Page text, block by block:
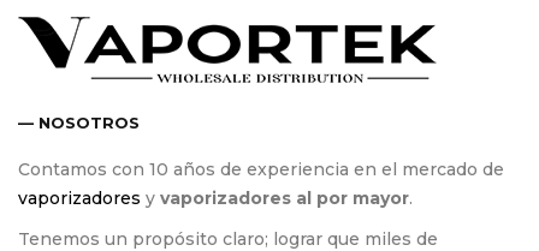
— NOSOTROS
Contamos con 10 años de experiencia en el mercado de
vaporizadores y vaporizadores al por mayor.
Tenemos un propósito claro; lograr que miles de